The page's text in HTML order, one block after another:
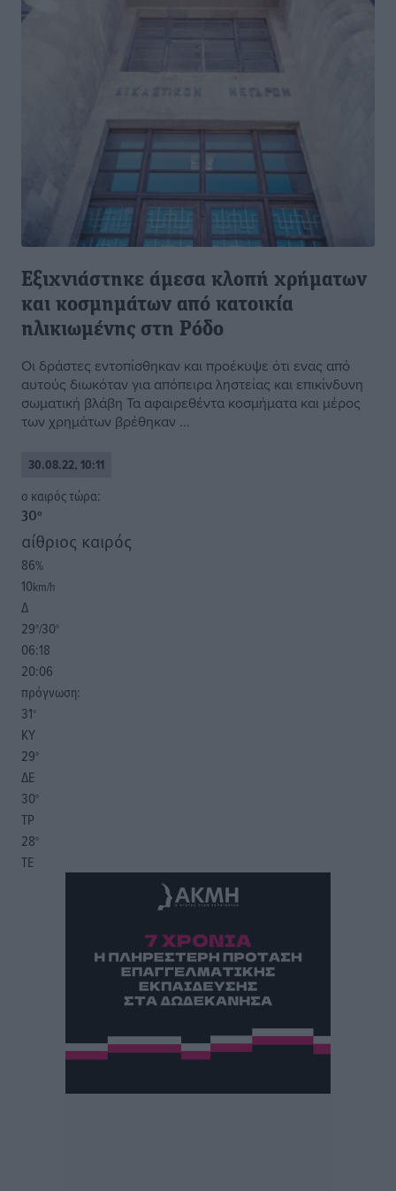
Εξιχνιάστηκε άμεσα κλοπή χρήματων
και κοσμημάτων από κατοικία
ηλικιωμένης στη Ρόδο
Οι δράστες εντοπίσθηκαν και προέκυψε ότι ενας από
αυτούς διωκόταν για απόπειρα ληστείας και επικίνδυνη
σωματική βλάβη Τα αφαιρεθέντα κοσμήματα και μέρος
των χρημάτων βρέθηκαν ...
30.08.22, 10:11
o καιρός τώρα:
30°
αίθριος καιρός
86%
10km/h
Δ
29°/30°
06:18
20:06
πρόγνωση:
31°
ΚΥ
29°
ΔΕ
30°
ΤΡ
28°
ΤΕ